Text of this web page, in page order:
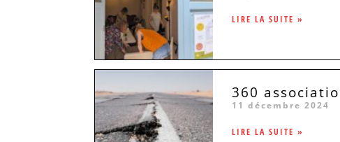
LIRE LA SUITE »
360
11 décembre 2024
LIRE LA SUITE »